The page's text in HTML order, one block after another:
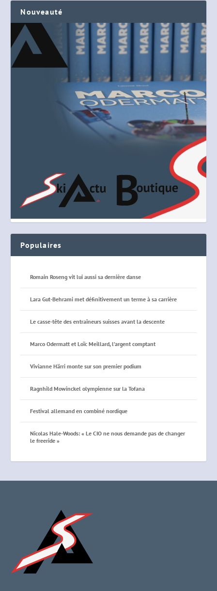
Nouveauté
Populaires
Romain Roseng vit lui aussi sa dernière danse
Lara Gut-Behrami met définitivement un terme à sa carrière
Le casse-tête des entraîneurs suisses avant la descente
Marco Odermatt et Loïc Meillard, l’argent comptant
Vivianne Härri monte sur son premier podium
Ragnhild Mowinckel olympienne sur la Tofana
Festival allemand en combiné nordique
Nicolas Hale-Woods: « Le CIO ne nous demande pas de changer
le freeride »